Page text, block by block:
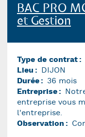
BAC PRO
et Gestion
Type de contrat
Lieu
DIJON
Durée
36 mois
Entreprise
entreprise vous
l'entreprise.
Observation